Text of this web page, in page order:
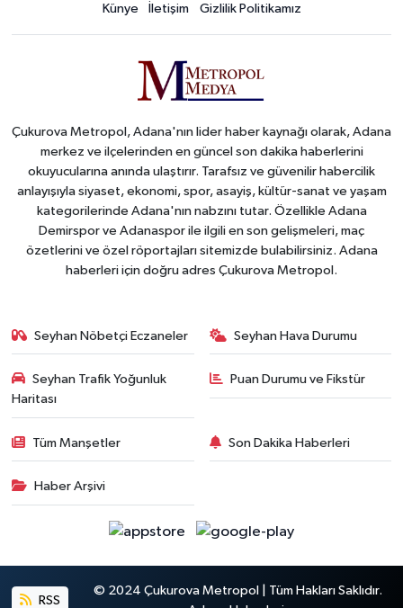
Künye İletişim Gizlilik Politikamız
Çukurova Metropol, Adana'nın lider haber kaynağı olarak, Adana
merkez ve ilçelerinden en güncel son dakika haberlerini
okuyucularına anında ulaştırır. Tarafsız ve güvenilir habercilik
anlayışıyla siyaset, ekonomi, spor, asayiş, kültür-sanat ve yaşam
kategorilerinde Adana'nın nabzını tutar. Özellikle Adana
Demirspor ve Adanaspor ile ilgili en son gelişmeleri, maç
özetlerini ve özel röportajları sitemizde bulabilirsiniz. Adana
haberleri için doğru adres Çukurova Metropol.
Seyhan Nöbetçi Eczaneler Seyhan Hava Durumu
Seyhan Trafik Yoğunluk
Haritası
Puan Durumu ve Fikstür
Tüm Manşetler Son Dakika Haberleri
Haber Arşivi
RSS
© 2024 Çukurova Metropol | Tüm Hakları Saklıdır.